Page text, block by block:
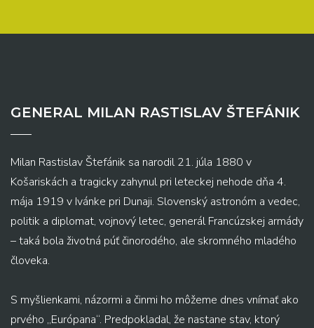
GENERAL MILAN RASTISLAV ŠTEFÁNIK
Milan Rastislav Štefánik sa narodil 21. júla 1880 v
Košariskách a tragicky zahynul pri leteckej nehode dňa 4.
mája 1919 v Ivánke pri Dunaji. Slovenský astronóm a vedec,
politik a diplomat, vojnový letec, generál Francúzskej armády
– taká bola životná púť činorodého, ale skromného mladého
človeka.
S myšlienkami, názormi a činmi ho môžeme dnes vnímať ako
prvého „Európana“. Predpokladal, že nastane stav, ktorý